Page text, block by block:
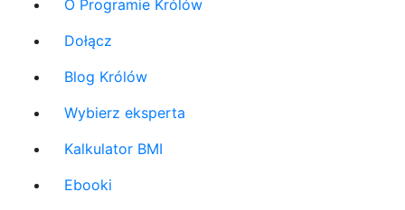
O Programie Królów
Dołącz
Blog Królów
Wybierz eksperta
Kalkulator BMI
Ebooki